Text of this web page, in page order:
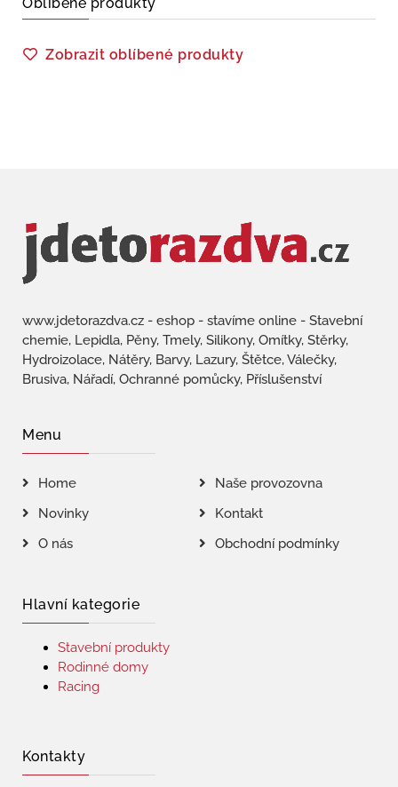
Oblíbené produkty
Zobrazit oblíbené produkty
www.jdetorazdva.cz - eshop - stavíme online - Stavební
chemie, Lepidla, Pěny, Tmely, Silikony, Omítky, Stěrky,
Hydroizolace, Nátěry, Barvy, Lazury, Štětce, Válečky,
Brusiva, Nářadí, Ochranné pomůcky, Příslušenství
Menu
Home
Naše provozovna
Novinky
Kontakt
O nás
Obchodní podmínky
Hlavní kategorie
Stavební produkty
Rodinné domy
Racing
Kontakty